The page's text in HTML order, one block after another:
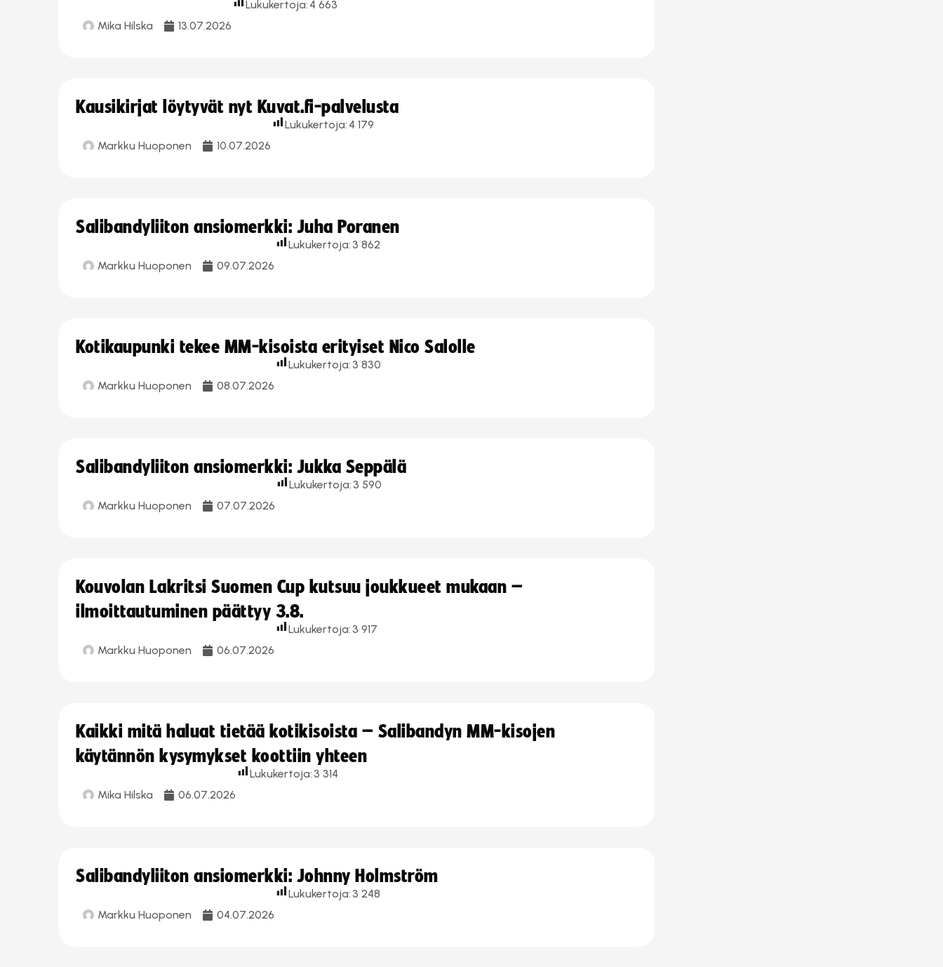
Mika Hilska 13.07.2026
Lukukertoja: 4 663
Kausikirjat löytyvät nyt Kuvat.fi-palvelusta
Markku Huoponen 10.07.2026
Lukukertoja: 4 179
Salibandyliiton ansiomerkki: Juha Poranen
Markku Huoponen 09.07.2026
Lukukertoja: 3 862
Kotikaupunki tekee MM-kisoista erityiset Nico Salolle
Markku Huoponen 08.07.2026
Lukukertoja: 3 830
Salibandyliiton ansiomerkki: Jukka Seppälä
Markku Huoponen 07.07.2026
Lukukertoja: 3 590
Kouvolan Lakritsi Suomen Cup kutsuu joukkueet mukaan –
ilmoittautuminen päättyy 3.8.
Markku Huoponen 06.07.2026
Lukukertoja: 3 917
Kaikki mitä haluat tietää kotikisoista – Salibandyn MM-kisojen
käytännön kysymykset koottiin yhteen
Mika Hilska 06.07.2026
Lukukertoja: 3 314
Salibandyliiton ansiomerkki: Johnny Holmström
Markku Huoponen 04.07.2026
Lukukertoja: 3 248